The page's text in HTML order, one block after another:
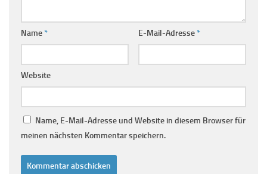
Name* E-Mail-Adresse*
Website
Name, E-Mail-Adresse und Website in diesem Browser für
meinen nächsten Kommentar speichern.